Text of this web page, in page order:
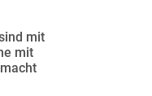
mit
mit